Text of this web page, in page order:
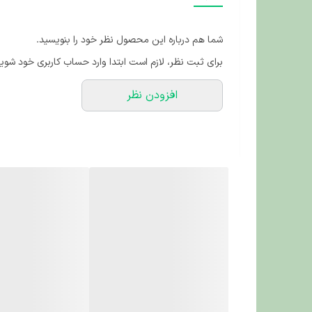
شما هم درباره این محصول نظر خود را بنویسید.
برای ثبت نظر، لازم است ابتدا وارد حساب کاربری خود
افزودن نظر